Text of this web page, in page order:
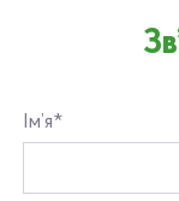
Ім’я*